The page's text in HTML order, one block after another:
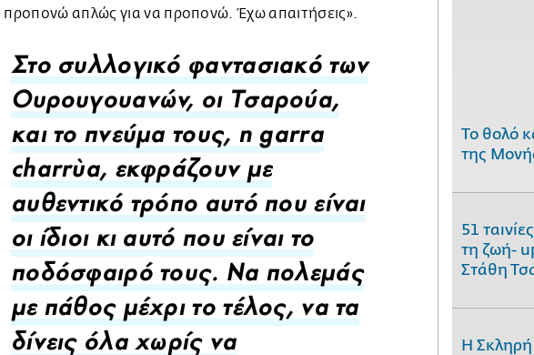
προπονώ απλώς για να προπονώ. Έχω απαιτήσεις».
Στο συλλογικό φαντασιακό των
Ουρουγουανών, οι Τσαρούα,
και το πνεύμα τους, η garra
charrùa, εκφράζουν με
αυθεντικό τρόπο αυτό που είναι
οι ίδιοι κι αυτό που είναι το
ποδόσφαιρό τους. Να πολεμάς
με πάθος μέχρι το τέλος, να τα
δίνεις όλα χωρίς να
Το θολό
της
51
τη ζωή-
Στάθη
Η Σκληρή